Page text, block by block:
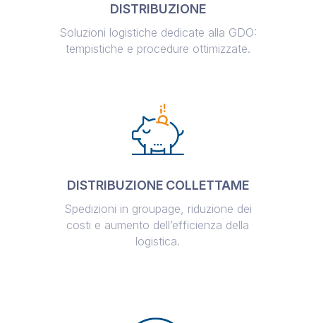
DISTRIBUZIONE
Soluzioni logistiche dedicate alla GDO:
tempistiche e procedure ottimizzate.
DISTRIBUZIONE COLLETTAME
Spedizioni in groupage, riduzione dei
costi e aumento dell’efficienza della
logistica.